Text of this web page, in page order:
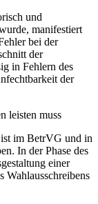
und
manifestiert
bei der
der
in Fehlern des
der
leisten muss
ist im BetrVG und in
In der Phase des
einer
Wahlausschreibens